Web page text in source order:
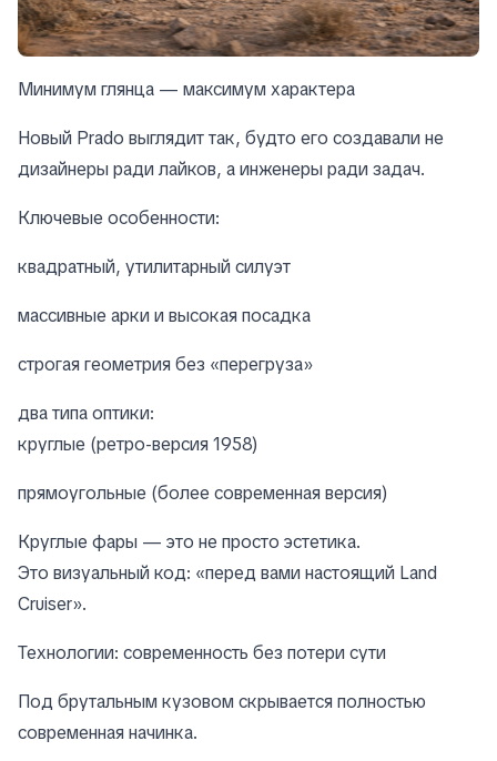
Минимум глянца — максимум характера
Новый Prado выглядит так, будто его создавали не
дизайнеры ради лайков, а инженеры ради задач.
Ключевые особенности:
квадратный, утилитарный силуэт
массивные арки и высокая посадка
строгая геометрия без «перегруза»
два типа оптики:
круглые (ретро-версия 1958)
прямоугольные (более современная версия)
Круглые фары — это не просто эстетика.
Это визуальный код: «перед вами настоящий Land
Cruiser».
Технологии: современность без потери сути
Под брутальным кузовом скрывается полностью
современная начинка.